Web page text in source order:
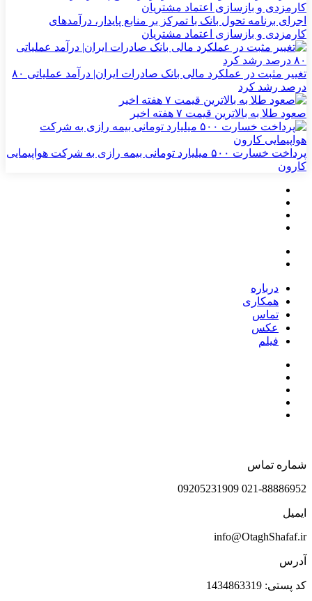
اجرای برنامه تحول بانک با تمرکز بر منابع پایدار، درآمدهای
کارمزدی و بازسازی اعتماد مشتریان
تغییر مثبت در عملکرد مالی بانک صادرات ایران| درآمد عملیاتی ۸۰
درصد رشد کرد
صعود طلا به بالاترین قیمت ۷ هفته اخیر
پرداخت خسارت ۵۰۰ میلیارد تومانی بیمه رازی به شرکت هواپیمایی
کارون
درباره
همکاری
تماس
عکس
فیلم
شماره تماس
021-88886952 09205231909
ایمیل
info@OtaghShafaf.ir
آدرس
کد پستی: 1434863319